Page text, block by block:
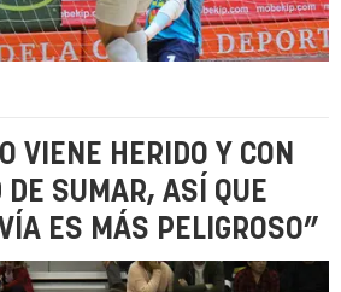
VIENE HERIDO Y CON
DE SUMAR, ASÍ QUE
ES MÁS PELIGROSO”